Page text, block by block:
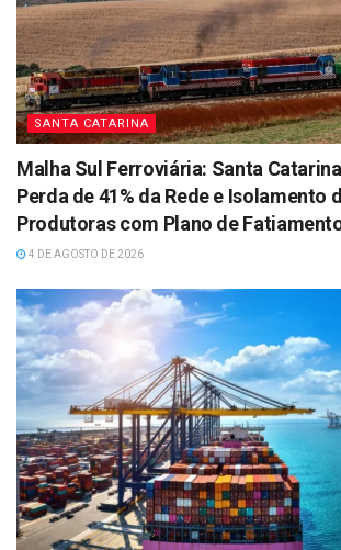
SANTA CATARINA
Malha Sul Ferroviária: Santa
Perda de 41% da Rede e Isolamento
Produtoras com Plano de
4 DE AGOSTO DE 2026